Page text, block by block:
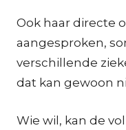
Ook haar directe
aangesproken,
verschillende
dat kan gewoon
Wie wil, kan de